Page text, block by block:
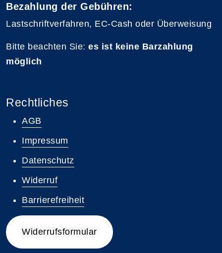
Bezahlung der Gebühren:
Lastschriftverfahren, EC-Cash oder Überweisung
Bitte beachten Sie: es ist keine Barzahlung
möglich
Rechtliches
AGB
Impressum
Datenschutz
Widerruf
Barrierefreiheit
Widerrufsformular